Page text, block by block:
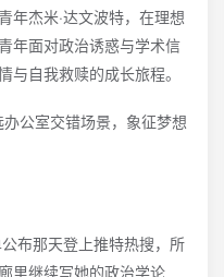
年杰米·达文波特，在理想
年面对政治诱惑与学术信
自我救赎的成长旅程。
布那天登上推特热搜，所
里继续写她的政治学论